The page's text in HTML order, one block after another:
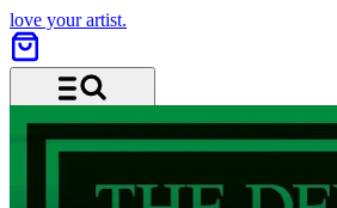
love your artist.
Menu and search